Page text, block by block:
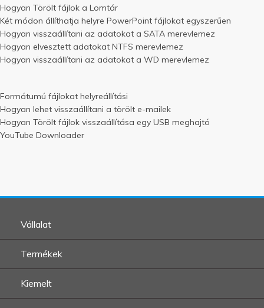
Hogyan Törölt fájlok a Lomtár
Két módon állíthatja helyre PowerPoint fájlokat egyszerűen
Hogyan visszaállítani az adatokat a SATA merevlemez
Hogyan elvesztett adatokat NTFS merevlemez
Hogyan visszaállítani az adatokat a WD merevlemez
Formátumú fájlokat helyreállítási
Hogyan lehet visszaállítani a törölt e-mailek
Hogyan Törölt fájlok visszaállítása egy USB meghajtó
YouTube Downloader
Vállalat
Termékek
Kiemelt